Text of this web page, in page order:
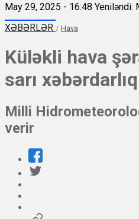
May 29, 2025 - 16:48 Yeniləndi:
XƏBƏRLƏR / Hava
Küləkli hava
sarı
Milli
verir